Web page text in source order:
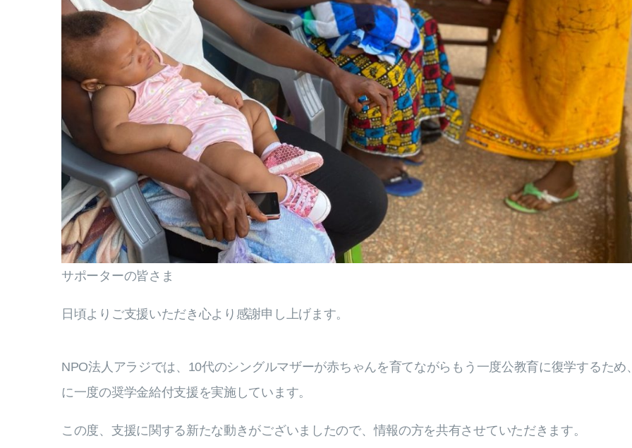
サポーターの皆さま
日頃よりご支援いただき心より感謝申し上げます。
NPO法人アラジでは、10代のシングルマザーが赤ちゃんを育てながらもう一度公教育に復学するため
に一度の奨学金給付支援を実施しています。
この度、支援に関する新たな動きがございましたので、情報の方を共有させていただきます。